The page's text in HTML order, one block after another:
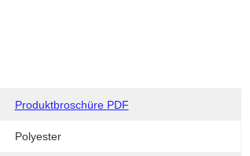
Produktbroschüre PDF
Polyester